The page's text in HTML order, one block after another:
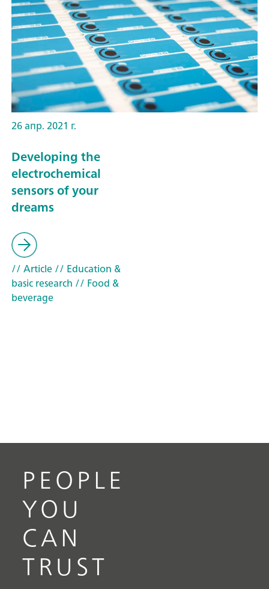
26 апр. 2021 г.
Developing the
electrochemical
sensors of your
dreams
// Article// Education &
basic research // Food &
beverage
PEOPLE
YOU
CAN
TRUST